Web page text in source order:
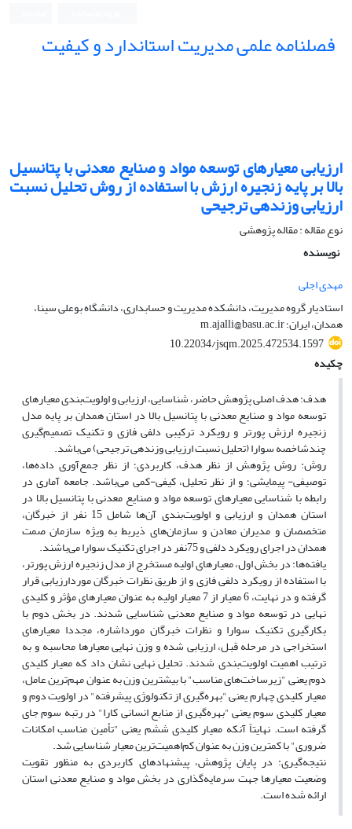
فصلنامه علمی مدیریت استاندارد و کیفیت
ارزیابی معیارهای توسعه مواد و صنایع معدنی با پتانسیل
بالا بر پایه زنجیره ارزش با استفاده از روش تحلیل نسبت
ارزیابی وزند‌هی ترجیحی
نوع مقاله : مقاله پژوهشی
نویسنده
مهدی اجلی
استادیار گروه مدیریت، دانشکده مدیریت و حسابداری، دانشگاه بوعلی سینا،
همدان، ایران؛ m.ajalli@basu.ac.ir
10.22034/jsqm.2025.472534.1597
چکیده
هدف: هدف اصلی پژوهش حاضر، شناسایی، ارزیابی و اولویت‌بندی معیارهای
توسعه مواد و صنایع معدنی با پتانسیل بالا در استان همدان بر پایه مدل
زنجیره ارزش پورتر و رویکرد ترکیبی دلفی فازی و تکنیک تصمیم‌گیری
چندشاخصه سوارا (تحلیل نسبت ارزیابی وزند‌هی ترجیحی) می‌باشد.
روش‌: روش پژوهش از نظر هدف، کاربردی؛ از نظر جمع‌آوری داده‌ها،
توصیفی- پیمایشی؛ و از نظر تحلیل، کیفی-کمی می‌باشد. جامعه آماری در
رابطه با شناسایی معیارهای توسعه مواد و صنایع معدنی با پتانسیل بالا در
استان همدان و ارزیابی و اولویت‌بندی آن‌ها شامل 15 نفر از خبرگان،
متخصصان و مدیران معادن و سازمان‌های ذیربط به ویژه سازمان صمت
همدان در اجرای رویکرد دلفی و 75نفر در اجرای تکنیک سوارا می‌باشند.
یافته‌ها: در بخش اول، معیارهای اولیه مستخرج از مدل زنجیره ارزش پورتر،
با استفاده از رویکرد دلفی فازی و از طریق نظرات خبرگان موردارزیابی قرار
گرفته و در نهایت، 6 معیار از 7 معیار اولیه به عنوان معیارهای مؤثر و کلیدی
نهایی در توسعه مواد و صنایع معدنی شناسایی شدند. در بخش دوم با
بکارگیری تکنیک سوارا و نظرات خبرگان مورداشاره، مجددا معیارهای
استخراجی در مرحله قبل، ارزیابی شده و وزن نهایی معیارها محاسبه و به
ترتیب اهمیت اولویت‌بندی شدند. تحلیل نهایی نشان داد که معیار کلیدی
دوم یعنی "زیرساخت‌های مناسب" با بیشترین وزن به عنوان مهم‌ترین عامل،
معیار کلیدی چهارم یعنی "بهره‌گیری از تکنولوژی پیشرفته" در اولویت دوم و
معیار کلیدی سوم یعنی "بهره‌گیری از منابع انسانی کارا" در رتبه سوم جای
گرفته است. نهایتاً آنکه معیار کلیدی ششم یعنی "تأمین مناسب امکانات
ضروری" با کمترین وزن به عنوان کم‌اهمیت‌ترین معیار شناسایی شد.
نتیجه‌گیری: در پایان پژوهش، پیشنهادهای کاربردی به منظور تقویت
وضعیت معیارها جهت سرمایه‌گذاری در بخش مواد و صنایع معدنی استان
ارائه شده است.